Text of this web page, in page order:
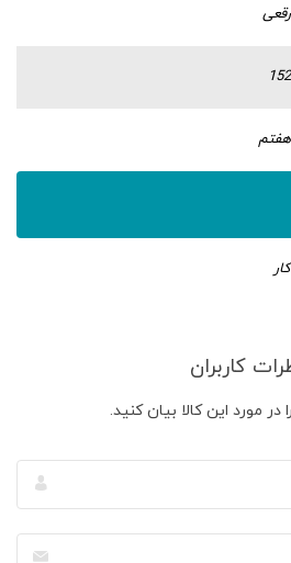
رقعی
152
هفتم
کار
کاربران
در مورد این کالا بیان کنید.